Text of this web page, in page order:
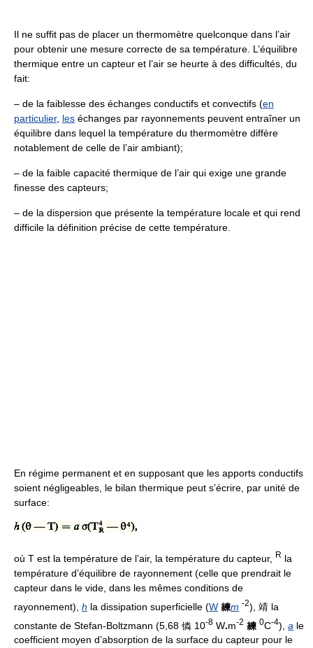
Il ne suffit pas de placer un thermomètre quelconque dans l’air
pour obtenir une mesure correcte de sa température. L’équilibre
thermique entre un capteur et l’air se heurte à des difficultés, du
fait:
– de la faiblesse des échanges conductifs et convectifs (en
particulier, les échanges par rayonnements peuvent entraîner un
équilibre dans lequel la température du thermomètre diffère
notablement de celle de l’air ambiant);
– de la faible capacité thermique de l’air qui exige une grande
finesse des capteurs;
– de la dispersion que présente la température locale et qui rend
difficile la définition précise de cette température.
En régime permanent et en supposant que les apports conductifs
soient négligeables, le bilan thermique peut s’écrire, par unité de
surface:
où T est la température de l’air, la température du capteur, R la
température d’équilibre de rayonnement (celle que prendrait le
capteur dans le vide, dans les mêmes conditions de
rayonnement), h la dissipation superficielle (W 練m -2), 靖 la
constante de Stefan-Boltzmann (5,68 憐 10-8 W m-2 練 0C-4), a le
coefficient moyen d’absorption de la surface du capteur pour le